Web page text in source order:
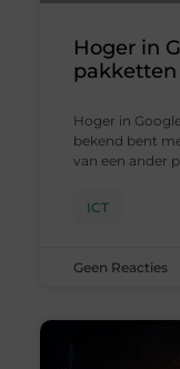
Hoger in
pakketten
Hoger in
bekend bent
van een ander
ICT
Geen Reacties